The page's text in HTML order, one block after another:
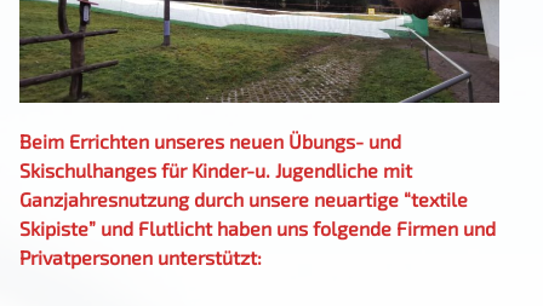
Beim Errichten unseres neuen Übungs- und
Skischulhanges für Kinder-u. Jugendliche mit
Ganzjahresnutzung durch unsere neuartige “textile
Skipiste” und Flutlicht haben uns folgende Firmen und
Privatpersonen unterstützt: